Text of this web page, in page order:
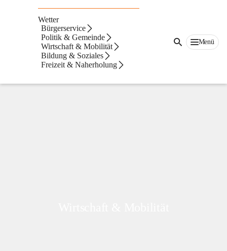
Wetter
Bürgerservice
Politik & Gemeinde
Wirtschaft & Mobilität
Bildung & Soziales
Freizeit & Naherholung
Menü
Bürgerservice